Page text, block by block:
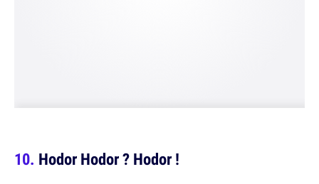
Hodor Hodor ? Hodor !